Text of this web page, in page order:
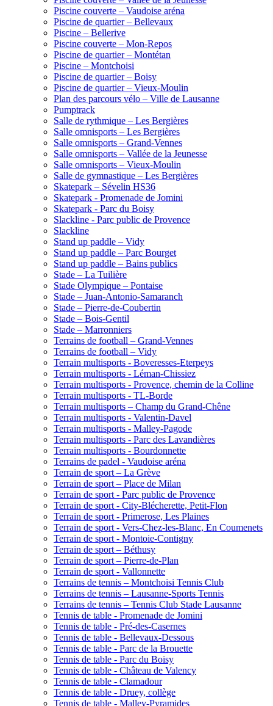
Piscine couverte – Vaudoise aréna
Piscine de quartier – Bellevaux
Piscine – Bellerive
Piscine couverte – Mon-Repos
Piscine de quartier – Montétan
Piscine – Montchoisi
Piscine de quartier – Boisy
Piscine de quartier – Vieux-Moulin
Plan des parcours vélo – Ville de Lausanne
Pumptrack
Salle de rythmique – Les Bergières
Salle omnisports – Les Bergières
Salle omnisports – Grand-Vennes
Salle omnisports – Vallée de la Jeunesse
Salle omnisports – Vieux-Moulin
Salle de gymnastique – Les Bergières
Skatepark – Sévelin HS36
Skatepark - Promenade de Jomini
Skatepark - Parc du Boisy
Slackline - Parc public de Provence
Slackline
Stand up paddle – Vidy
Stand up paddle – Parc Bourget
Stand up paddle – Bains publics
Stade – La Tuilière
Stade Olympique – Pontaise
Stade – Juan-Antonio-Samaranch
Stade – Pierre-de-Coubertin
Stade – Bois-Gentil
Stade – Marronniers
Terrains de football – Grand-Vennes
Terrains de football – Vidy
Terrain multisports - Boveresses-Eterpeys
Terrain multisports - Léman-Chissiez
Terrain multisports - Provence, chemin de la Colline
Terrain multisports - TL-Borde
Terrain multisports – Champ du Grand-Chêne
Terrain multisports - Valentin-Davel
Terrain multisports - Malley-Pagode
Terrain multisports - Parc des Lavandières
Terrain multisports - Bourdonnette
Terrains de padel - Vaudoise aréna
Terrain de sport – La Grève
Terrain de sport – Place de Milan
Terrain de sport - Parc public de Provence
Terrain de sport - City-Blécherette, Petit-Flon
Terrain de sport - Primerose, Les Plaines
Terrain de sport - Vers-Chez-les-Blanc, En Coumenets
Terrain de sport - Montoie-Contigny
Terrain de sport – Béthusy
Terrain de sport – Pierre-de-Plan
Terrain de sport - Vallonnette
Terrains de tennis – Montchoisi Tennis Club
Terrains de tennis – Lausanne-Sports Tennis
Terrains de tennis – Tennis Club Stade Lausanne
Tennis de table - Promenade de Jomini
Tennis de table - Pré-des-Casernes
Tennis de table - Bellevaux-Dessous
Tennis de table - Parc de la Brouette
Tennis de table - Parc du Boisy
Tennis de table - Château de Valency
Tennis de table - Clamadour
Tennis de table - Druey, collège
Tennis de table - Malley-Pyramides